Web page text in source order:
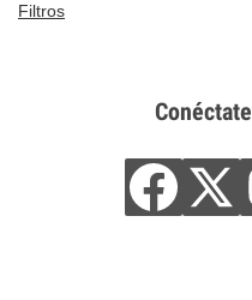
Filtros